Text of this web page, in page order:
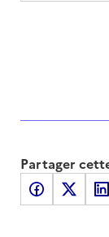
Partager
Partager sur
Partager